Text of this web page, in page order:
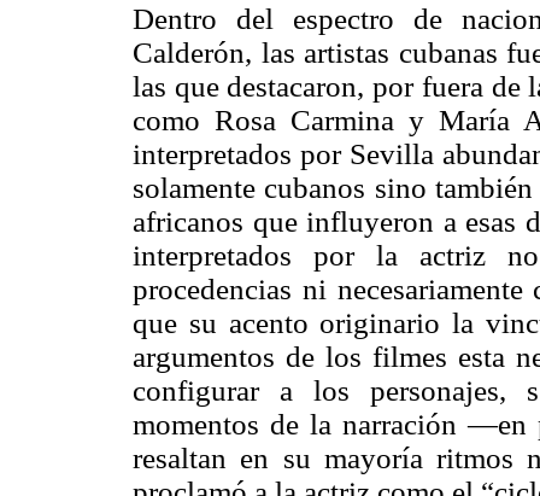
Dentro del espectro de
Calderón, las artistas cubanas
las que destacaron, por fuera de
como Rosa Carmina y María
interpretados por Sevilla
solamente cubanos sino
africanos que influyeron a esas
interpretados por la actriz
procedencias ni
que su acento originario la
argumentos de los filmes esta
configurar a los personajes,
momentos de la narración —en
resaltan en su mayoría